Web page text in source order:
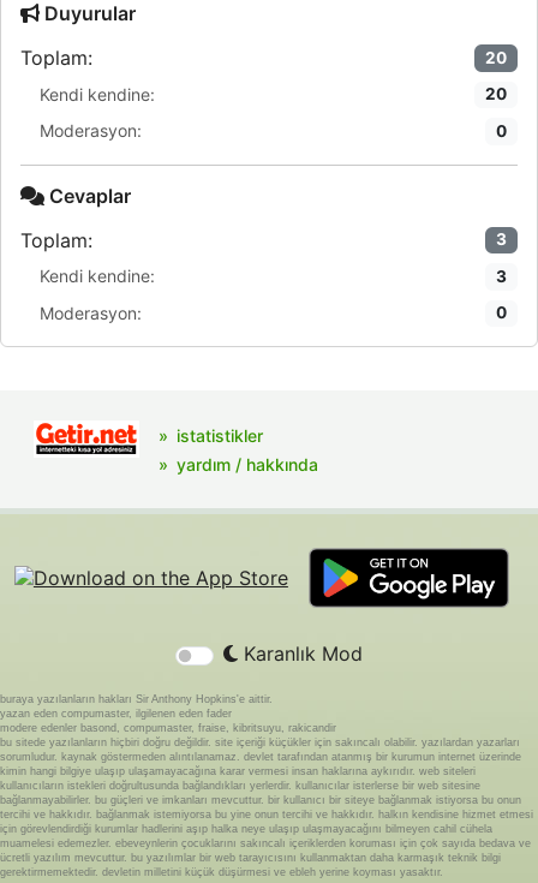
Duyurular
Toplam:
20
Kendi kendine: 20
Moderasyon: 0
Cevaplar
Toplam:
3
Kendi kendine: 3
Moderasyon: 0
istatistikler
yardım / hakkında
Karanlık Mod
buraya yazılanların hakları Sir Anthony Hopkins'e aittir.
yazan eden compumaster, ilgilenen eden fader
modere edenler basond, compumaster, fraise, kibritsuyu, rakicandir
bu sitede yazılanların hiçbiri doğru değildir. site içeriği küçükler için sakıncalı olabilir. yazılardan yazarları
sorumludur. kaynak göstermeden alıntılanamaz. devlet tarafından atanmış bir kurumun internet üzerinde
kimin hangi bilgiye ulaşıp ulaşamayacağına karar vermesi insan haklarına aykırıdır. web siteleri
kullanıcıların istekleri doğrultusunda bağlandıkları yerlerdir. kullanıcılar isterlerse bir web sitesine
bağlanmayabilirler. bu güçleri ve imkanları mevcuttur. bir kullanıcı bir siteye bağlanmak istiyorsa bu onun
tercihi ve hakkıdır. bağlanmak istemiyorsa bu yine onun tercihi ve hakkıdır. halkın kendisine hizmet etmesi
için görevlendirdiği kurumlar hadlerini aşıp halka neye ulaşıp ulaşmayacağını bilmeyen cahil cühela
muamelesi edemezler. ebeveynlerin çocuklarını sakıncalı içeriklerden koruması için çok sayıda bedava ve
ücretli yazılım mevcuttur. bu yazılımlar bir web tarayıcısını kullanmaktan daha karmaşık teknik bilgi
gerektirmemektedir. devletin milletini küçük düşürmesi ve ebleh yerine koyması yasaktır.